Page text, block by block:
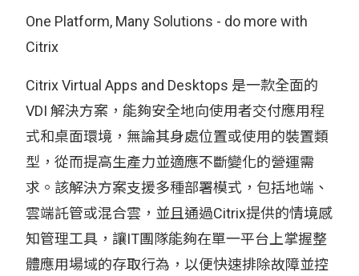
One Platform, Many Solutions - do more with
Citrix
Citrix Virtual Apps and Desktops 是一款全面的
VDI 解決方案，能夠安全地向使用者交付應用程
式和桌面環境，無論其身處位置或使用的裝置類
型，從而提高生產力並適應不斷變化的營運需
求。該解決方案支援多種部署模式，包括地端、
雲端託管或混合雲，並且通過Citrix提供的情境感
知管理工具，讓IT團隊能夠在單一平台上掌握整
體應用場域的存取行為，以便快速排除故障並控